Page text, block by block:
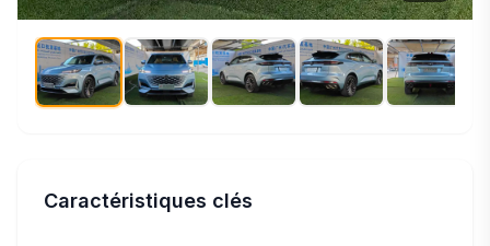
Caractéristiques clés